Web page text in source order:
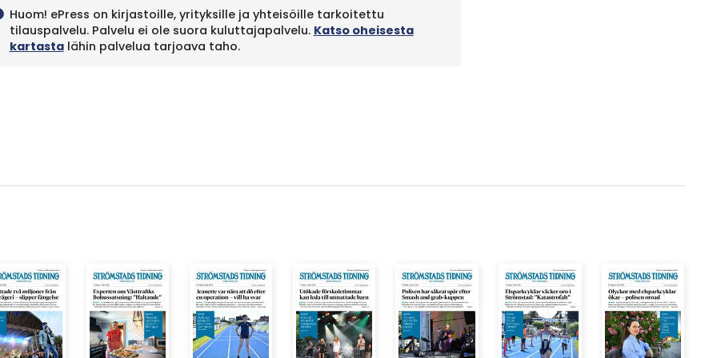
Huom! ePress on kirjastoille, yrityksille ja yhteisöille tarkoitettu
tilauspalvelu. Palvelu ei ole suora kuluttajapalvelu. Katso oheisesta
kartastalähin palvelua tarjoava taho.